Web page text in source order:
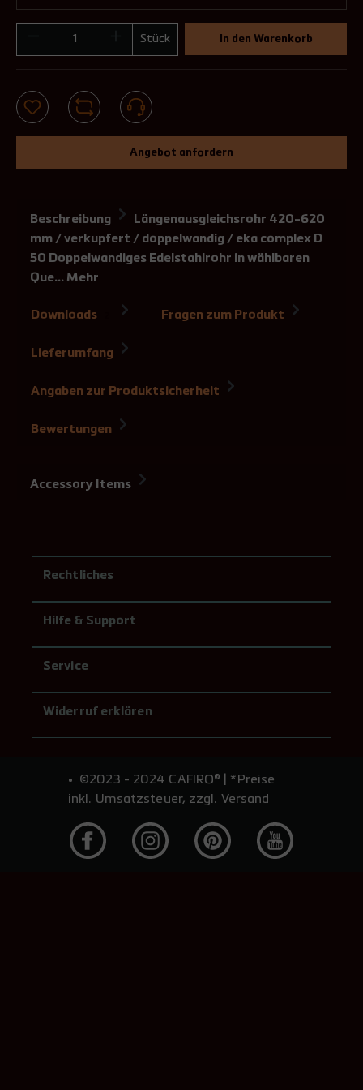
Stück In den Warenkorb
Angebot anfordern
Beschreibung
Längenausgleichsrohr 420-620
mm / verkupfert / doppelwandig / eka complex D
50 Doppelwandiges Edelstahlrohr in wählbaren
Que… Mehr
Downloads Fragen zum Produkt
Lieferumfang
Angaben zur Produktsicherheit
Bewertungen
Accessory Items
Rechtliches
Hilfe & Support
Service
Widerruf erklären
©2023 - 2024 CAFIRO® | *Preise
inkl. Umsatzsteuer, zzgl. Versand